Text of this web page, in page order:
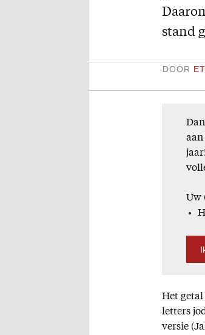
stand
DOOR
aan
Uw
Het getal
letters
versie